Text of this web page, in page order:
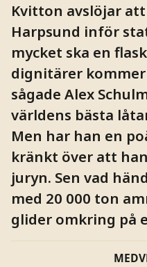
Kvitton avslöjar
Harpsund inför
mycket ska en
dignitärer kommer
sågade Alex
världens bästa
Men har han en
kränkt över att
juryn. Sen vad
med 20 000 ton
glider omkring på